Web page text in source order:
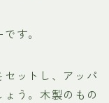
す。
ットし、アッパ
う。木製のもの